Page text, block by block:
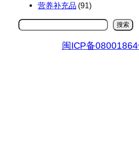
营养补充品 (91)
搜
搜索
闽ICP备